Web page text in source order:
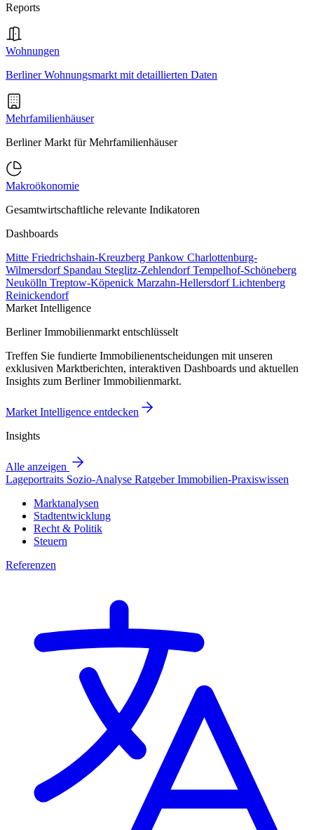
Reports
Wohnungen
Berliner Wohnungsmarkt mit detaillierten Daten
Mehrfamilienhäuser
Berliner Markt für Mehrfamilienhäuser
Makroökonomie
Gesamtwirtschaftliche relevante Indikatoren
Dashboards
Mitte Friedrichshain-Kreuzberg Pankow Charlottenburg-
Wilmersdorf Spandau Steglitz-ZehlendorfTempelhof-Schöneberg
Neukölln Treptow-Köpenick Marzahn-HellersdorfLichtenberg
Reinickendorf
Market Intelligence
Berliner Immobilienmarkt entschlüsselt
Treffen Sie fundierte Immobilienentscheidungen mit unseren
exklusiven Marktberichten, interaktiven Dashboards und aktuellen
Insights zum Berliner Immobilienmarkt.
Market Intelligence entdecken
Insights
Alle anzeigen
Lageportraits Sozio-Analyse RatgeberImmobilien-Praxiswissen
Marktanalysen
Stadtentwicklung
Recht & Politik
Steuern
Referenzen